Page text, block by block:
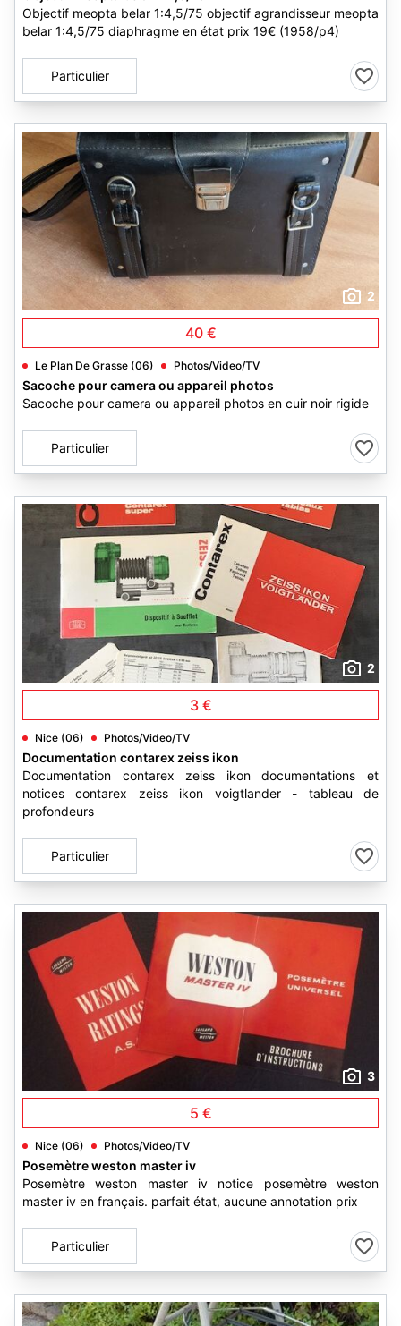
Objectif meopta belar 1:4,5/75 objectif agrandisseur meopta
belar 1:4,5/75 diaphragme en état prix 19€ (1958/p4)
Particulier
2
40 €
Le Plan De Grasse (06) Photos/Video/TV
Sacoche pour camera ou appareil photos
Sacoche pour camera ou appareil photos en cuir noir rigide
Particulier
2
3 €
Nice (06) Photos/Video/TV
Documentation contarex zeiss ikon
Documentation contarex zeiss ikon documentations et
notices contarex zeiss ikon voigtlander - tableau de
profondeurs
Particulier
3
5 €
Nice (06) Photos/Video/TV
Posemètre weston master iv
Posemètre weston master iv notice posemètre weston
master iv en français. parfait état, aucune annotation prix
Particulier